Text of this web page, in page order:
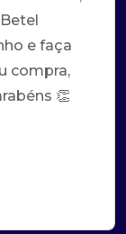
e faça
compra,
👏